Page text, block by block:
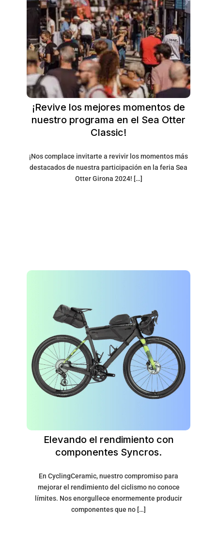
¡Revive los mejores momentos de
nuestro programa en el Sea Otter
Classic!
¡Nos complace invitarte a revivir los momentos más
destacados de nuestra participación en la feria Sea
Otter Girona 2024! […]
Elevando el rendimiento con
componentes Syncros.
En CyclingCeramic, nuestro compromiso para
mejorar el rendimiento del ciclismo no conoce
límites. Nos enorgullece enormemente producir
componentes que no […]